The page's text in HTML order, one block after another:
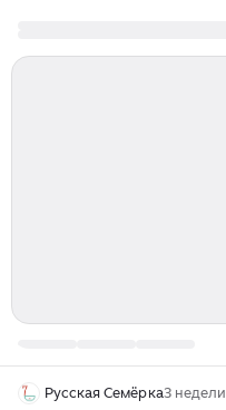
Русская Семёрка3 недели